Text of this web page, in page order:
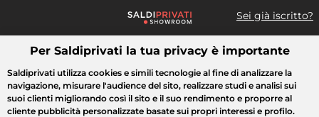
Sei già iscritto?
Cosa cerchi?
Tutte le vendite Moda Casa Bellezza Elettrodomestici
Per Saldiprivati la tua privacy è importante
Saldiprivati utilizza cookies e simili tecnologie al fine di analizzare la
navigazione, misurare l'audience del sito, realizzare studi e analisi sui
suoi clienti migliorando così il sito e il suo rendimento e proporre al
cliente pubblicità personalizzate basate sui propri interessi e profilo.